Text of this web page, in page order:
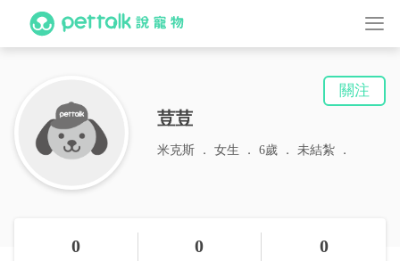
荳荳
關注
米克斯 女生 6歲 未結紮
0 0 0